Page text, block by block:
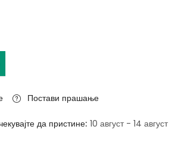
Постави прашање
да пристине: 10 август - 14 август